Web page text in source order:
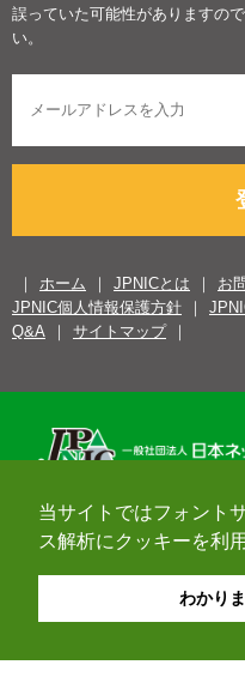
当サイトではフォント
ス解析にクッキーを利
わかり
誤っていた可能性がありますの
い。
ホーム JPNICとは お
JPNIC個人情報保護方針
Q&A
サイトマップ
Copyright© 1996-2026 Japan